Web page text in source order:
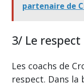
partenaire de
3/ Le respect
Les coachs de
respect. Dans